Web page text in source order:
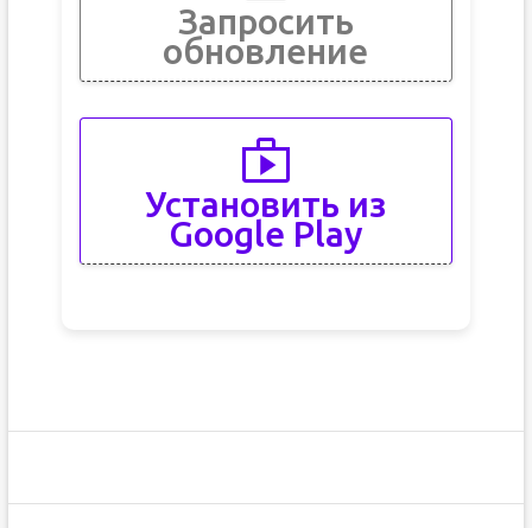
Запросить
обновление
Установить из
Google Play